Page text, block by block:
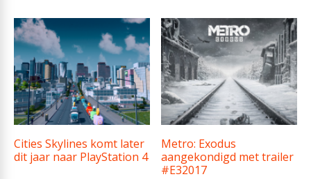
Cities Skylines komt later
dit jaar naar PlayStation 4
Metro: Exodus
aangekondigd met trailer
#E32017